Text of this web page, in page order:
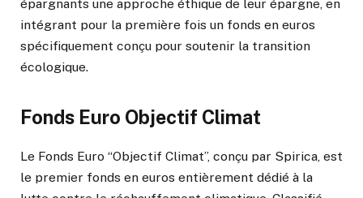
épargnants une approche éthique de leur épargne, en
intégrant pour la première fois un fonds en euros
spécifiquement conçu pour soutenir la transition
écologique.
Fonds Euro Objectif Climat
Le Fonds Euro “Objectif Climat”, conçu par Spirica, est
le premier fonds en euros entièrement dédié à la